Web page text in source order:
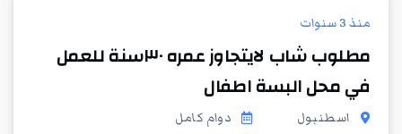
منذ 3 سنوات
مطلوب شاب لايتجاوز عمره ٣٠سنة للعمل
في محل البسة اطفال
اسطنبول
دوام كامل